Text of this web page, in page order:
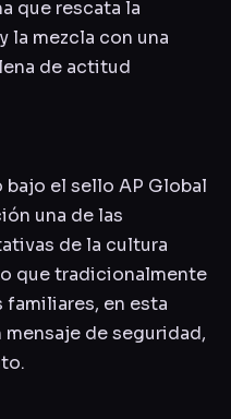
que rescata la
la mezcla con una
de actitud
bajo el sello AP Global
una de las
de la cultura
que tradicionalmente
en esta
de seguridad,